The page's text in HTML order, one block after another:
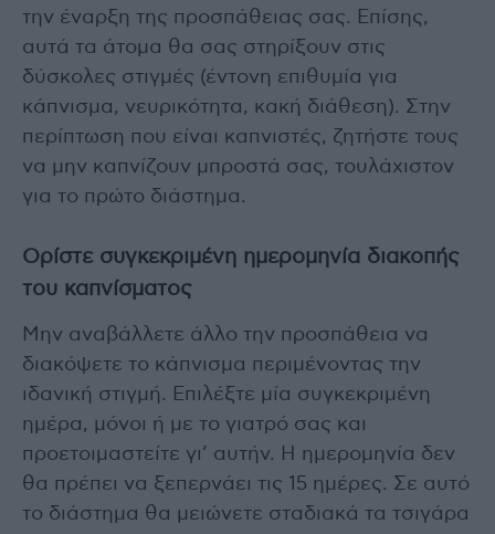
την έναρξη της προσπάθειας σας. Επίσης,
αυτά τα άτομα θα σας στηρίξουν στις
δύσκολες στιγμές (έντονη επιθυμία για
κάπνισμα, νευρικότητα, κακή διάθεση). Στην
περίπτωση που είναι καπνιστές, ζητήστε τους
να μην καπνίζουν μπροστά σας, τουλάχιστον
για το πρώτο διάστημα.
Ορίστε συγκεκριμένη ημερομηνία διακοπής
του καπνίσματος
Μην αναβάλλετε άλλο την προσπάθεια να
διακόψετε το κάπνισμα περιμένοντας την
ιδανική στιγμή. Επιλέξτε μία συγκεκριμένη
ημέρα, μόνοι ή με το γιατρό σας και
προετοιμαστείτε γι’ αυτήν. Η ημερομηνία δεν
θα πρέπει να ξεπερνάει τις 15 ημέρες. Σε αυτό
το διάστημα θα μειώνετε σταδιακά τα τσιγάρα